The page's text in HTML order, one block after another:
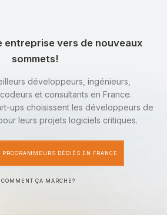
entreprise vers de nouveaux
sommets!
développeurs, ingénieurs,
et consultants en France.
ups choisissent les développeurs de
leurs projets logiciels critiques.
PROGRAMMEURS DÉDIÉS EN FRANCE
COMMENT ÇA MARCHE?